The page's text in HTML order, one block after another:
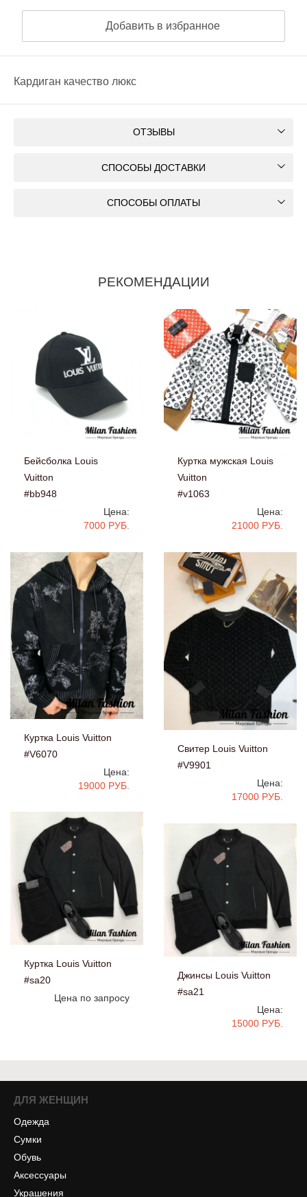
Добавить в избранное
Кардиган качество люкс
ОТЗЫВЫ
СПОСОБЫ ДОСТАВКИ
СПОСОБЫ ОПЛАТЫ
РЕКОМЕНДАЦИИ
Бейсболка Louis
Vuitton
#bb948
Цена:
7000 РУБ.
Куртка мужская Louis
Vuitton
#v1063
Цена:
21000 РУБ.
Куртка Louis Vuitton
#V6070
Цена:
19000 РУБ.
Свитер Louis Vuitton
#V9901
Цена:
17000 РУБ.
Куртка Louis Vuitton
#sa20
Цена по запросу
Джинсы Louis Vuitton
#sa21
Цена:
15000 РУБ.
ДЛЯ ЖЕНЩИН
Одежда
Сумки
Обувь
Аксессуары
Украшения